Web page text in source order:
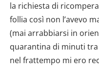
la richiesta di
follia così non l’avevo
(mai arrabbiarsi in
quarantina di minuti
nel frattempo mi ero